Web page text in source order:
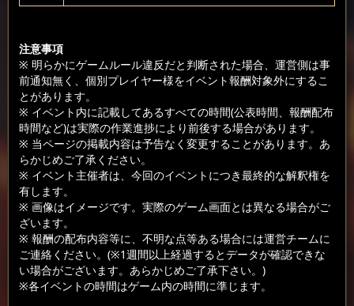
注意事項
※ 明らかにゲームルール違反だと判断された場合、運営側は事
前通知無く、個別プレイヤー様をイベント報酬対象外にするこ
とがあります。
※ イベント内に記載してあるすべての時間(公表時間、報酬配布
時間など)は実際の作業進捗により前後する場合があります。
※ 当ページの掲載内容は予告なく変更することがあります。あ
らかじめご了承ください。
※ イベント主催者は、今回のイベントにつき最終的な解釈権を
有します。
※ 画像はイメージです。実際のゲーム画面とは異なる場合がご
ざいます。
※ 報酬の配布内容等に、不明な点等ある場合には運営チームに
ご連絡ください。(※1週間以上経過するとデータが確認できな
い場合がございます。あらかじめご了承下さい。)
※各イベントの時間はゲーム内の時間に準じます。